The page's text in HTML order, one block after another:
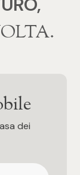
dei